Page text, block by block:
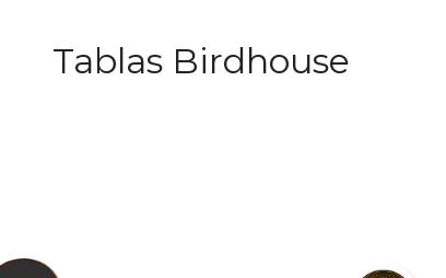
Tablas Birdhouse